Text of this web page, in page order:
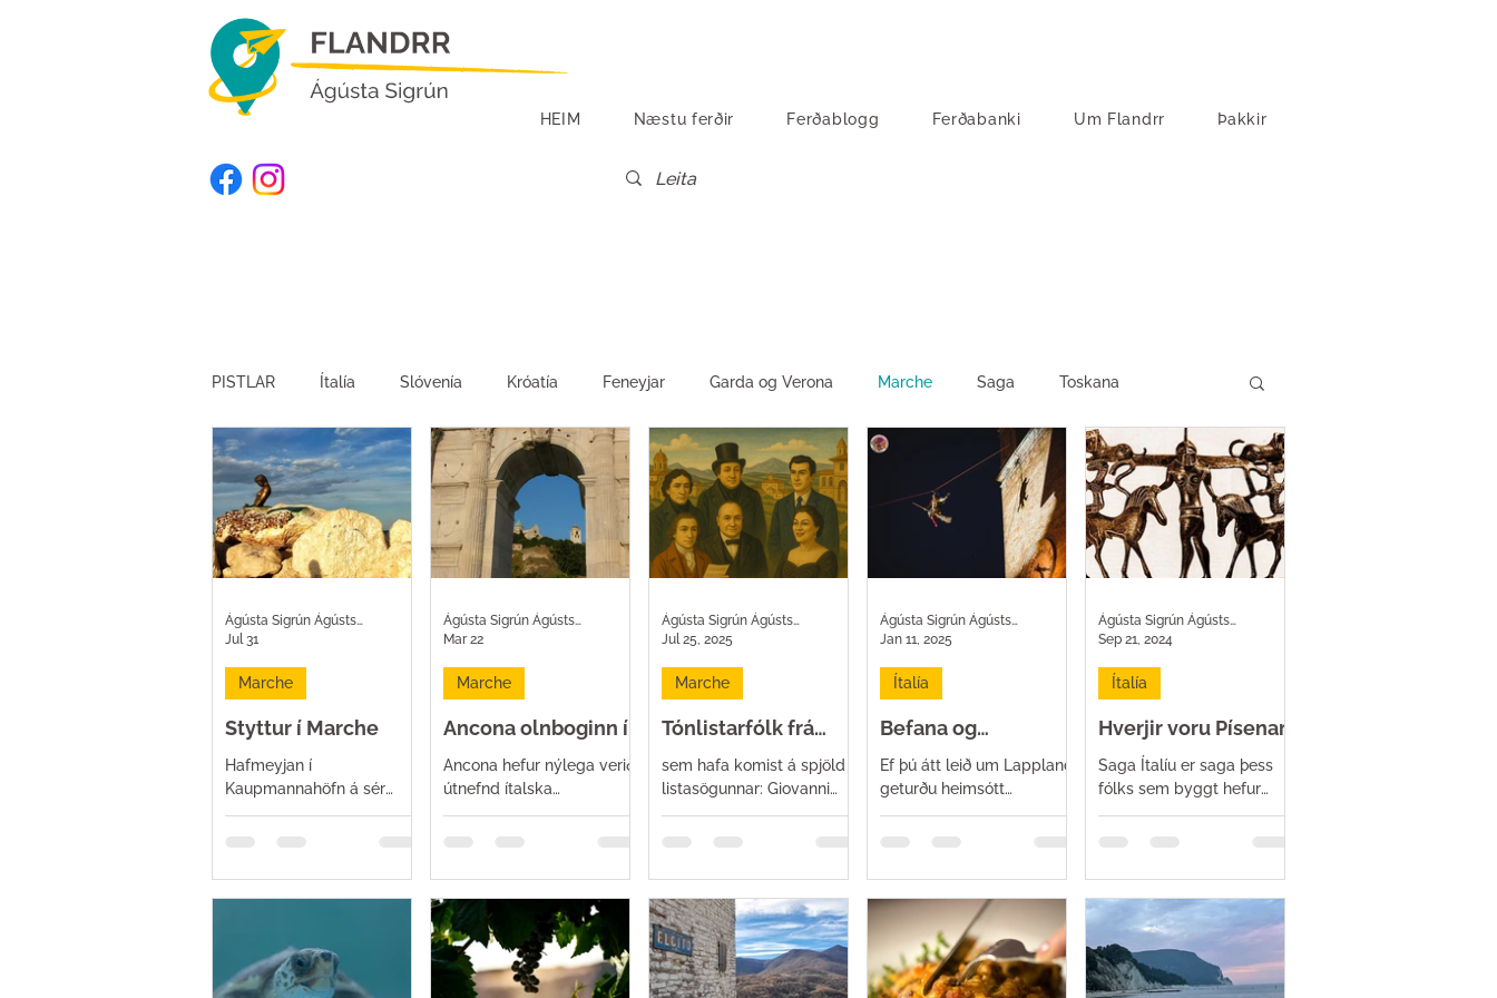
HEIM Næstu ferðir Ferðablogg Ferðabanki Um Flandrr Þakkir
PISTLAR Ítalía Slóvenía Króatía Feneyjar Garda og Verona Marche Saga Toskana
Kirgistan Suður-Afríka Vín og matur Tónlist Egyptaland Svartfjallaland
Styttur í Marche
Hafmeyjan í
Kaupmannahöfn á sér
systur í Marche á Ítalíu og
Charles Bronson á tvífara!
Marche
Ágústa Sigrún Ágústsdóttir
Jul 31
Ancona olnboginn í
Marche
Ancona hefur nýlega verið
útnefnd ítalska
menningarhöfuðborgin árið
borgum á Ítalíu sem leggja
sérstaka áherslu á
menningu og listir. Þessi
viðurkenning er mikilvæg
fyrir borgina og svæðið í
Marche
Ágústa Sigrún Ágústsdóttir
Mar 22
Tónlistarfólk frá
Marche
sem hafa komist á spjöld
listasögunnar: Giovanni
Battista Pergolesi (1710-
Maiolati Spontini (Ancona)
Gioacchino Rossini (1792-
1868) frá Pésaro Beniamino
Gigli (1890-1957) frá
Recanati Franco Corelli
Marche
Ágústa Sigrún Ágústsdóttir
Jul 25, 2025
Befana og
jólasveinninn
Ef þú átt leið um Lappland
geturðu heimsótt
jólasveininn! Þú getur líka
þú...
Ítalía
Ágústa Sigrún Ágústsdóttir
Jan 11, 2025
Hverjir voru Písenar?
Saga Ítalíu er saga þess
fólks sem byggt hefur
Appennínaskagann sunnan
raun fyrst...
Ítalía
Ágústa Sigrún Ágústsdóttir
Sep 21, 2024